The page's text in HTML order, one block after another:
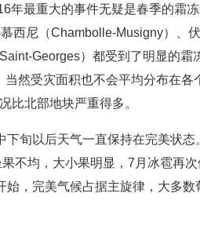
年最重大的事件无疑是春季的霜
西尼（Chambolle-Musigny）、
Georges）都受到了明显的霜
然受灾面积也不会平均分布在各
比北部地块严重得多。
旬以后天气一直保持在完美状态
不均，大小果明显，7月冰雹再
，完美气候占据主旋律，大多数